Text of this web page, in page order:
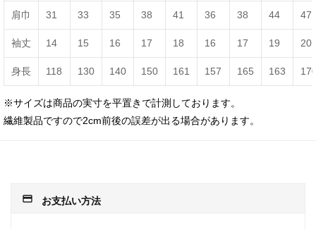
肩巾 31 33 35 38 41 36 38 44 47
袖丈 14 15 16 17 18 16 17 19 20
身長 118 130 140 150 161 157 165 163
※サイズは商品の実寸を平置きで計測しております。
繊維製品ですので2cm前後の誤差が出る場合があります。
payment お支払い方法